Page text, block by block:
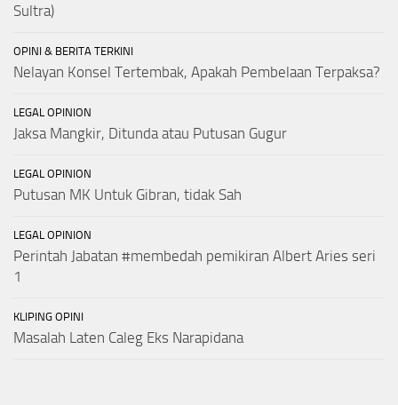
Sultra)
OPINI & BERITA TERKINI
Nelayan Konsel Tertembak, Apakah Pembelaan Terpaksa?
LEGAL OPINION
Jaksa Mangkir, Ditunda atau Putusan Gugur
LEGAL OPINION
Putusan MK Untuk Gibran, tidak Sah
LEGAL OPINION
Perintah Jabatan #membedah pemikiran Albert Aries seri
1
KLIPING OPINI
Masalah Laten Caleg Eks Narapidana